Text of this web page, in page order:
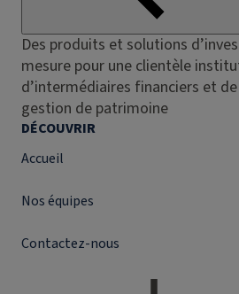
Des produits et solutions
mesure pour une clientèle
d’intermédiaires financiers et
gestion de patrimoine
DÉCOUVRIR
Accueil
Nos équipes
Contactez-nous